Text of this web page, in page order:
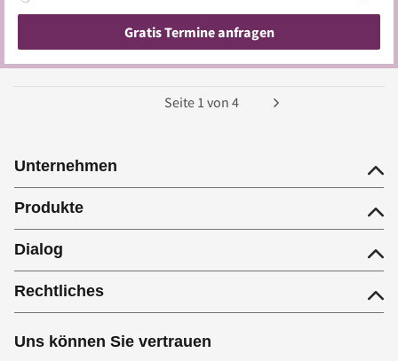
Gratis Termine anfragen
Seite 1 von 4
Unternehmen
Produkte
Dialog
Rechtliches
Uns können Sie vertrauen